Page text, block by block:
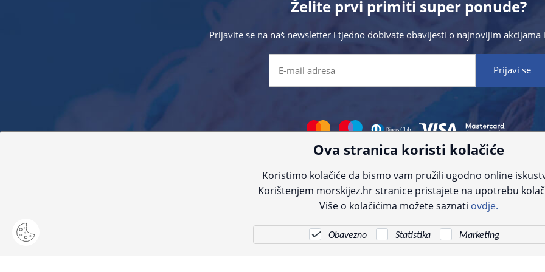
Pogledani proizvodi
Želite prvi primiti super ponude?
Prijavite se na naš newsletter i tjedno dobivate obavijesti o najnovijim akcijama
proizvoda. Za najažurnije informacije kontaktirajte nas putem telefona:+385 23 231 761ili e-
© Morski jež 2022
Ova stranica koristi kolačiće
Koristimo kolačiće da bismo vam pružili ugodno online
Korištenjem morskijez.hr stranice pristajete na upotrebu
Više o kolačićima možete saznati ovdje.
Obavezno Statistika Marketing